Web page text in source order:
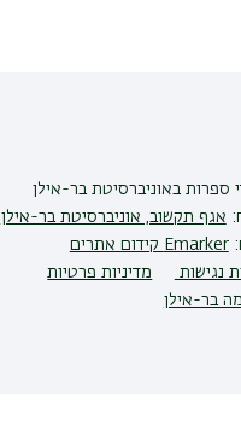
ספרותבאוניברסיטת בר-אילן
אגף תקשוב, אוניברסיטת בר-אילן
Emarker קידום אתרים
נגישות
מדיניות פרטיות
בר-אילן